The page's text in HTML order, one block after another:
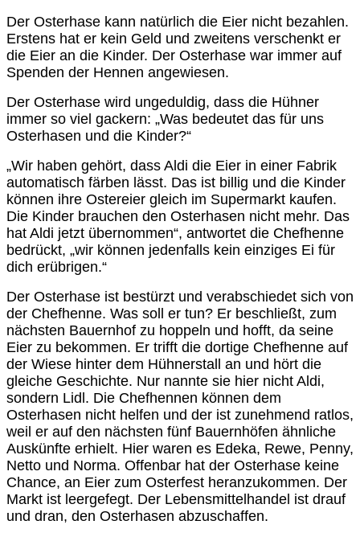
Der Osterhase kann natürlich die Eier nicht bezahlen.
Erstens hat er kein Geld und zweitens verschenkt er
die Eier an die Kinder. Der Osterhase war immer auf
Spenden der Hennen angewiesen.
Der Osterhase wird ungeduldig, dass die Hühner
immer so viel gackern: „Was bedeutet das für uns
Osterhasen und die Kinder?“
„Wir haben gehört, dass Aldi die Eier in einer Fabrik
automatisch färben lässt. Das ist billig und die Kinder
können ihre Ostereier gleich im Supermarkt kaufen.
Die Kinder brauchen den Osterhasen nicht mehr. Das
hat Aldi jetzt übernommen“, antwortet die Chefhenne
bedrückt, „wir können jedenfalls kein einziges Ei für
dich erübrigen.“
Der Osterhase ist bestürzt und verabschiedet sich von
der Chefhenne. Was soll er tun? Er beschließt, zum
nächsten Bauernhof zu hoppeln und hofft, da seine
Eier zu bekommen. Er trifft die dortige Chefhenne auf
der Wiese hinter dem Hühnerstall an und hört die
gleiche Geschichte. Nur nannte sie hier nicht Aldi,
sondern Lidl. Die Chefhennen können dem
Osterhasen nicht helfen und der ist zunehmend ratlos,
weil er auf den nächsten fünf Bauernhöfen ähnliche
Auskünfte erhielt. Hier waren es Edeka, Rewe, Penny,
Netto und Norma. Offenbar hat der Osterhase keine
Chance, an Eier zum Osterfest heranzukommen. Der
Markt ist leergefegt. Der Lebensmittelhandel ist drauf
und dran, den Osterhasen abzuschaffen.